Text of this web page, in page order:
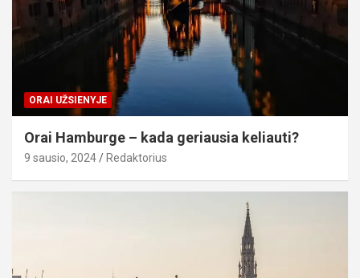
ORAI UŽSIENYJE
Orai Hamburge – kada geriausia keliauti?
9 sausio, 2024 Redaktorius